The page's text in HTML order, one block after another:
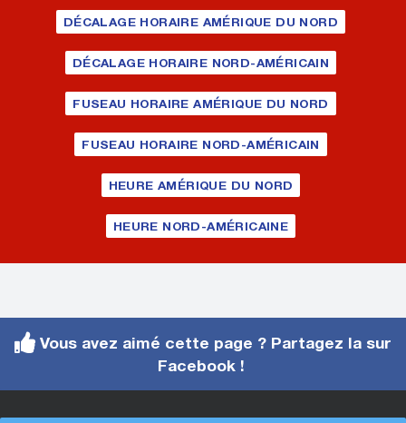
DÉCALAGE HORAIRE AMÉRIQUE DU NORD
DÉCALAGE HORAIRE NORD-AMÉRICAIN
FUSEAU HORAIRE AMÉRIQUE DU NORD
FUSEAU HORAIRE NORD-AMÉRICAIN
HEURE AMÉRIQUE DU NORD
HEURE NORD-AMÉRICAINE
Vous avez aimé cette page ? Partagez la sur
Facebook !